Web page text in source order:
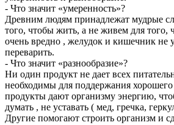
- Что значит «умеренность»?
Древним людям принадлежат мудрые
того, чтобы жить, а не живем для того,
очень вредно , желудок и кишечник не
переварить.
- Что значит «разнообразие»?
Ни один продукт не дает всех
необходимы для поддержания
продукты дают организму энергию,
думать , не уставать ( мед, гречка,
Другие помогают строить организм и